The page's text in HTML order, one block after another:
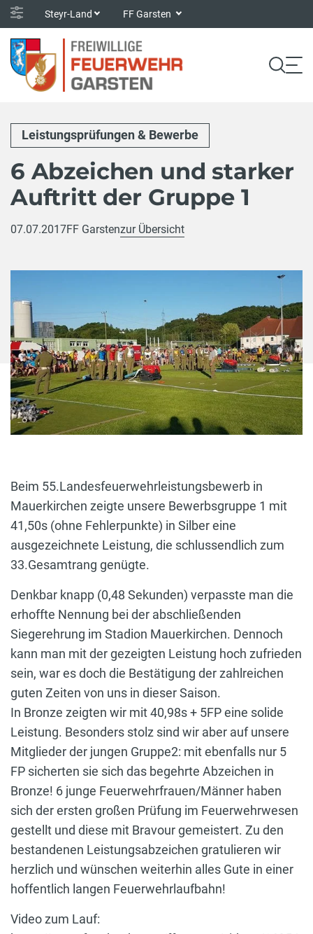
Steyr-Land FF Garsten
Leistungsprüfungen & Bewerbe
6 Abzeichen und starker
Auftritt der Gruppe 1
07.07.2017FF Garstenzur Übersicht
Beim 55.Landesfeuerwehrleistungsbewerb in
Mauerkirchen zeigte unsere Bewerbsgruppe 1 mit
41,50s (ohne Fehlerpunkte) in Silber eine
ausgezeichnete Leistung, die schlussendlich zum
33.Gesamtrang genügte.
Denkbar knapp (0,48 Sekunden) verpasste man die
erhoffte Nennung bei der abschließenden
Siegerehrung im Stadion Mauerkirchen. Dennoch
kann man mit der gezeigten Leistung hoch zufrieden
sein, war es doch die Bestätigung der zahlreichen
guten Zeiten von uns in dieser Saison.
In Bronze zeigten wir mit 40,98s + 5FP eine solide
Leistung. Besonders stolz sind wir aber auf unsere
Mitglieder der jungen Gruppe2: mit ebenfalls nur 5
FP sicherten sie sich das begehrte Abzeichen in
Bronze! 6 junge Feuerwehrfrauen/Männer haben
sich der ersten großen Prüfung im Feuerwehrwesen
gestellt und diese mit Bravour gemeistert. Zu den
bestandenen Leistungsabzeichen gratulieren wir
herzlich und wünschen weiterhin alles Gute in einer
hoffentlich langen Feuerwehrlaufbahn!
Video zum Lauf: